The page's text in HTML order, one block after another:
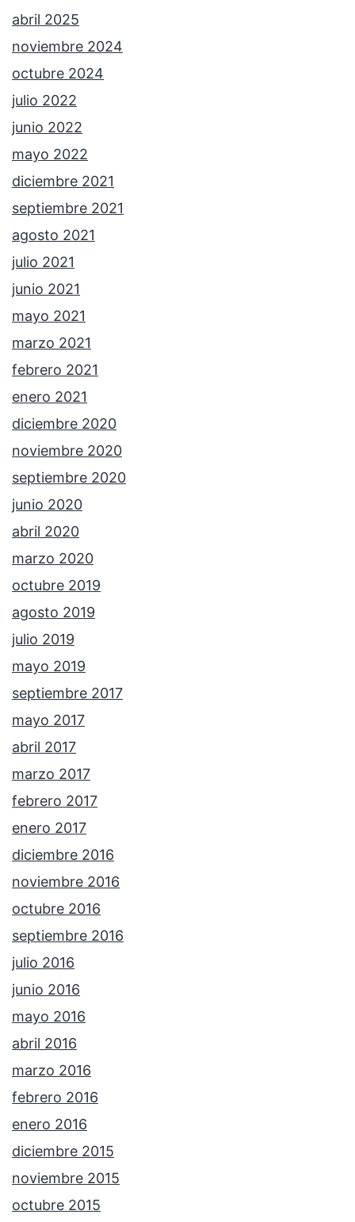
abril 2025
noviembre 2024
octubre 2024
julio 2022
junio 2022
mayo 2022
diciembre 2021
septiembre 2021
agosto 2021
julio 2021
junio 2021
mayo 2021
marzo 2021
febrero 2021
enero 2021
diciembre 2020
noviembre 2020
septiembre 2020
junio 2020
abril 2020
marzo 2020
octubre 2019
agosto 2019
julio 2019
mayo 2019
septiembre 2017
mayo 2017
abril 2017
marzo 2017
febrero 2017
enero 2017
diciembre 2016
noviembre 2016
octubre 2016
septiembre 2016
julio 2016
junio 2016
mayo 2016
abril 2016
marzo 2016
febrero 2016
enero 2016
diciembre 2015
noviembre 2015
octubre 2015